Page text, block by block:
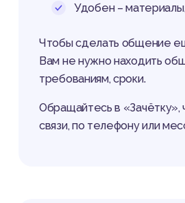
Удобен –
Чтобы сделать общение
Вам не нужно находить
требованиям, сроки.
Обращайтесь в «Зачётку»,
связи, по телефону или